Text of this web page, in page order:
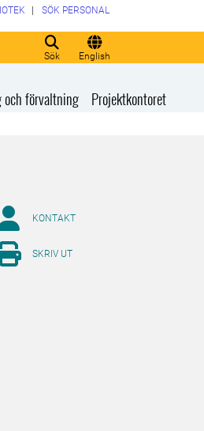
Sök English
SÖK PERSONAL
förvaltning Projektkontoret
KONTAKT
SKRIV UT